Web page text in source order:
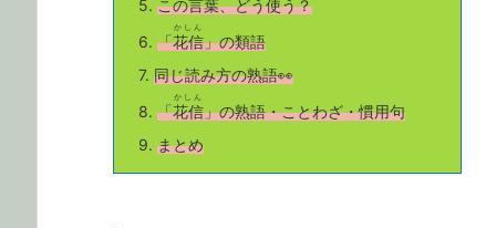
5. この言葉、どう使う？
6. 「花信
かしん
」の類語
7. 同じ読み方の熟語👀
8. 「花信
かしん
」の熟語・ことわざ・慣用句
9. まとめ